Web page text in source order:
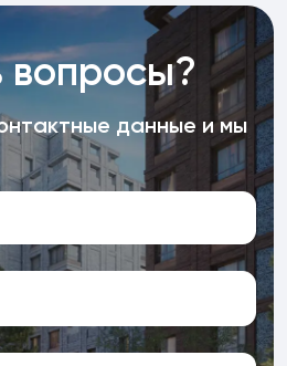
вопросы?
данные и мы